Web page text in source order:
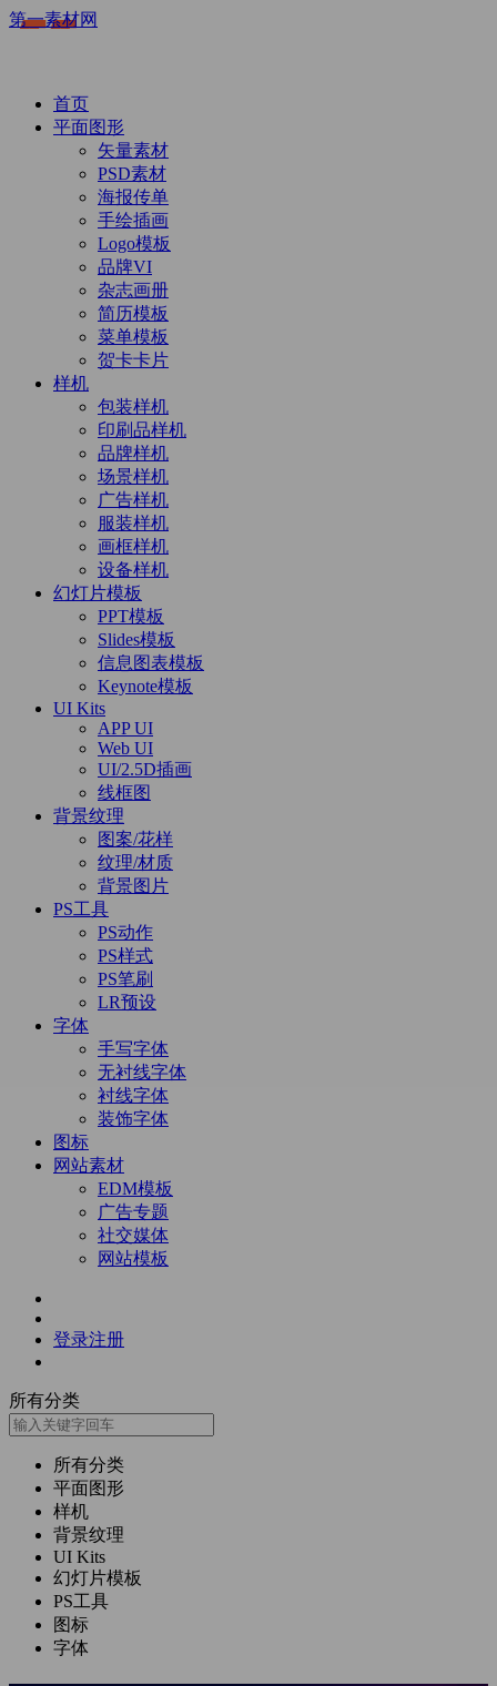
第一素材网
首页
平面图形
矢量素材
PSD素材
海报传单
手绘插画
Logo模板
品牌VI
杂志画册
简历模板
菜单模板
贺卡卡片
样机
包装样机
印刷品样机
品牌样机
场景样机
广告样机
服装样机
画框样机
设备样机
幻灯片模板
PPT模板
Slides模板
信息图表模板
Keynote模板
UI Kits
APP UI
Web UI
UI/2.5D插画
线框图
背景纹理
图案/花样
纹理/材质
背景图片
PS工具
PS动作
PS样式
PS笔刷
LR预设
字体
手写字体
无衬线字体
衬线字体
装饰字体
图标
网站素材
EDM模板
广告专题
社交媒体
网站模板
登录注册
所有分类
所有分类
平面图形
样机
背景纹理
UI Kits
幻灯片模板
PS工具
图标
字体